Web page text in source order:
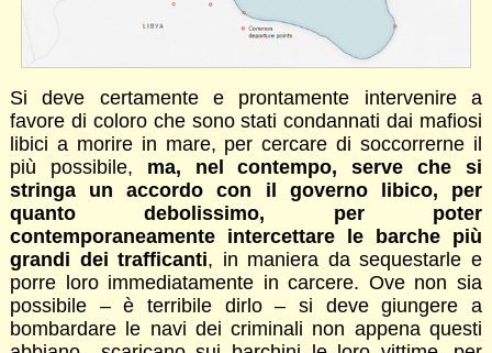
Si deve certamente e prontamente intervenire a
favore di coloro che sono stati condannati dai mafiosi
libici a morire in mare, per cercare di soccorrerne il
più possibile, ma, nel contempo, serve che si
stringa un accordo con il governo libico, per
quanto debolissimo, per poter
contemporaneamente intercettare le barche più
grandi dei trafficanti, in maniera da sequestarle e
porre loro immediatamente in carcere. Ove non sia
possibile – è terribile dirlo – si deve giungere a
bombardare le navi dei criminali non appena questi